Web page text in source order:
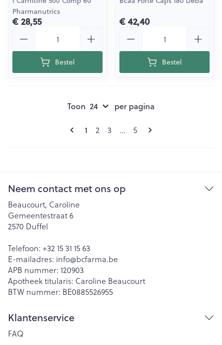
Pharmanutrics
€ 28,55
Bestel
€ 42,40
Bestel
Pagina's
U lees momenteel pagina
1 Pagina
2 Pagina
3 ... Pagina
5
Toon per pagina
Neem contact met ons op
Beaucourt, Caroline
Gemeentestraat 6
2570 Duffel
Telefoon: +32 15 31 15 63
E-mailadres: info@bcfarma.be
APB nummer: 120903
Apotheek titularis: Caroline Beaucourt
BTW nummer: BE0885526955
Klantenservice
FAQ